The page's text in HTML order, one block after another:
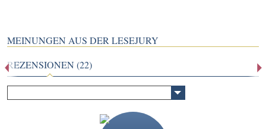
MEINUNGEN AUS DER LESEJURY
REZENSIONEN (22)